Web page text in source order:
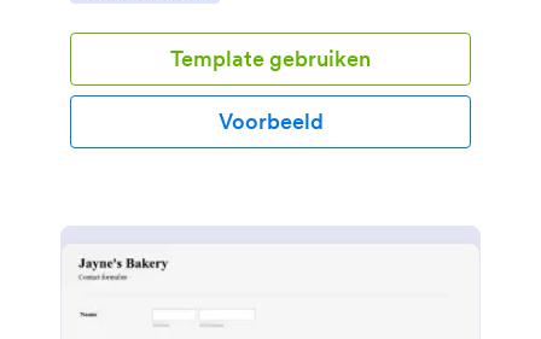
Template gebruiken
Voorbeeld